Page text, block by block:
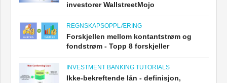
investorer WallstreetMojo
REGNSKAPSOPPLÆRING
Forskjellen mellom kontantstrøm og
fondstrøm - Topp 8 forskjeller
INVESTMENT BANKING TUTORIALS
Ikke-bekreftende lån - definisjon,